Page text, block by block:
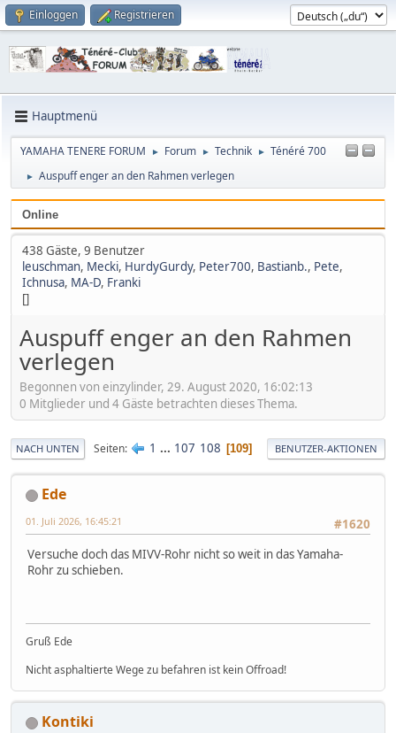
Einloggen Registrieren
Hauptmenü
YAMAHA TENERE FORUM ► Forum ► Technik ► Ténéré 700
► Auspuff enger an den Rahmen verlegen
Online
438 Gäste, 9 Benutzer
leuschman, Mecki, HurdyGurdy, Peter700, Bastianb., Pete,
Ichnusa, MA-D, Franki
[]
Auspuff enger an den Rahmen
verlegen
Begonnen von einzylinder, 29. August 2020, 16:02:13
0 Mitglieder und 4 Gäste betrachten dieses Thema.
NACH UNTEN Seiten 1 ... 107 108 109 BENUTZER-AKTIONEN
Ede
#1620
01. Juli 2026, 16:45:21
Versuche doch das MIVV-Rohr nicht so weit in das Yamaha-
Rohr zu schieben.
Gruß Ede
Nicht asphaltierte Wege zu befahren ist kein Offroad!
Kontiki